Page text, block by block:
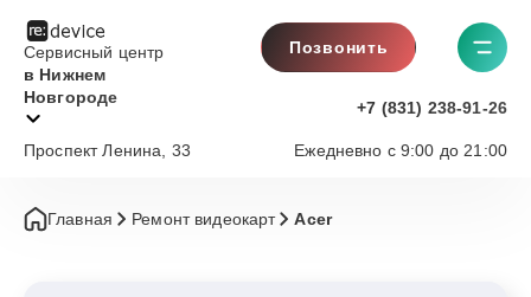
Сервисный центр
в Нижнем
Новгороде
Позвонить
+7 (831) 238-91-26
Ежедневно с 9:00 до 21:00
Проспект Ленина, 33
Главная Ремонт видеокарт Acer